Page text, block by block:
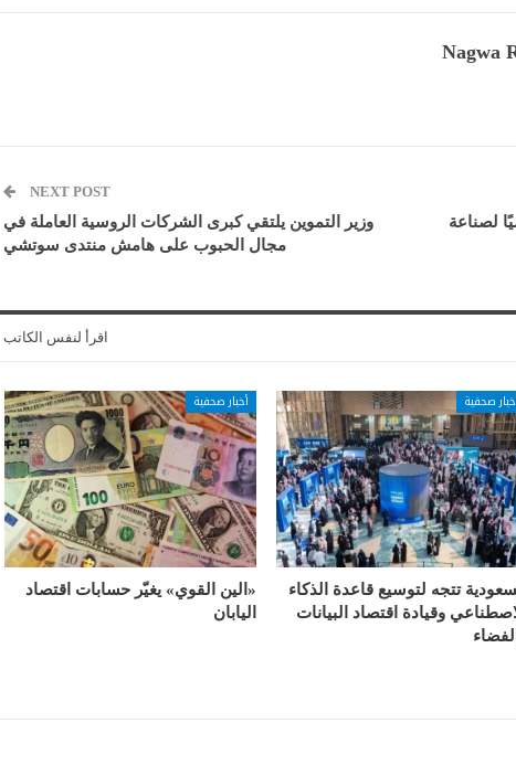
Nagwa
لصناعة
NEXT POST
وزير التموين يلتقي كبرى الشركات الروسية العاملة في
مجال الحبوب على هامش منتدى سوتشي
اقرأ لنفس الكاتب
صحفية
تتجه لتوسيع قاعدة الذكاء
وقيادة اقتصاد البيانات
أخبار صحفية
«الين القوي» يغيّر حسابات اقتصاد
اليابان